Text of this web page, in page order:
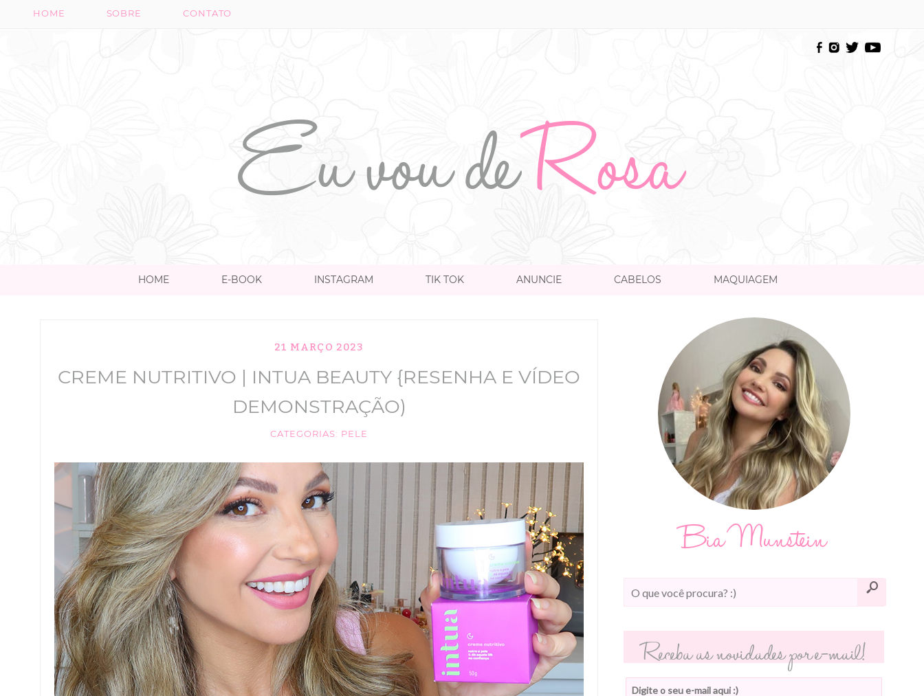
HOME SOBRE CONTATO
HOME E-BOOK INSTAGRAM TIK TOK ANUNCIE CABELOS MAQUIAGEM
21 MARÇO 2023
CREME NUTRITIVO | INTUA BEAUTY {RESENHA E VÍDEO
DEMONSTRAÇÃO)
CATEGORIAS: PELE
Bia Munstein
Receba as novidades por e-mail!